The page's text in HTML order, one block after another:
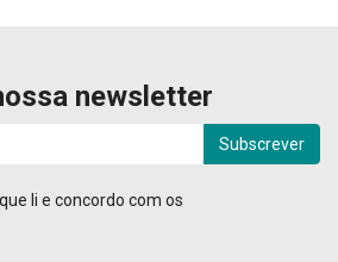
newsletter
Subscrever
li e concordo com os